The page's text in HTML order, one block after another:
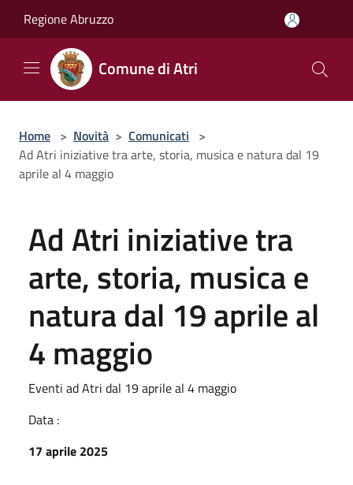
Regione Abruzzo
Comune di Atri
Home > Novità > Comunicati >
Ad Atri iniziative tra arte, storia, musica e natura dal 19
aprile al 4 maggio
Ad Atri iniziative tra
arte, storia, musica e
natura dal 19 aprile al
4 maggio
Eventi ad Atri dal 19 aprile al 4 maggio
Data :
17 aprile 2025